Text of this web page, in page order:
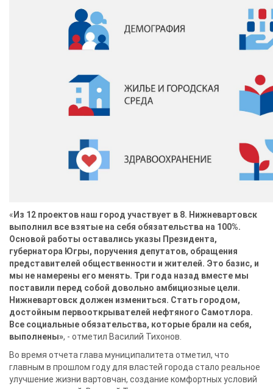
« Из 12 проектов наш город участвует в 8. Нижневартовск
выполнил все взятые на себя обязательства на 100%.
Основой работы оставались указы Президента,
губернатора Югры, поручения депутатов, обращения
представителей общественности и жителей. Это базис, и
мы не намерены его менять. Три года назад вместе мы
поставили перед собой довольно амбициозные цели.
Нижневартовск должен измениться. Стать городом,
достойным первооткрывателей нефтяного Самотлора.
Все социальные обязательства, которые брали на себя,
выполнены», - отметил Василий Тихонов.
Во время отчета глава муниципалитета отметил, что
главным в прошлом году для властей города стало реальное
улучшение жизни вартовчан, создание комфортных условий